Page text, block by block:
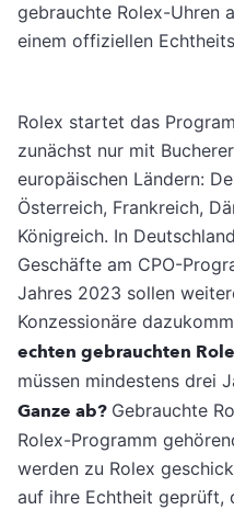
gebrauchte Rolex-Uhren
einem offiziellen
Rolex startet das
zunächst nur mit
europäischen Ländern:
Österreich, Frankreich,
Königreich. In
Geschäfte am CPO-
Jahres 2023 sollen
Konzessionäre
echten gebrauchten
müssen mindestens drei
Ganze ab? Gebrauchte
Rolex-Programm
werden zu Rolex
auf ihre Echtheit geprüft,